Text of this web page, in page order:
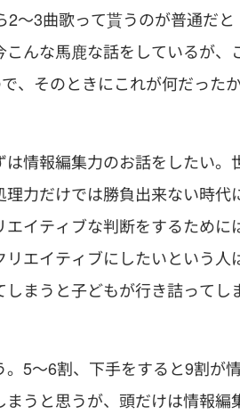
〜3曲歌って貰うのが普通だと
んな馬鹿な話をしているが、
、そのときにこれが何だった
情報編集力のお話をしたい。
力だけでは勝負出来ない時代
イティブな判断をするために
エイティブにしたいという人
まうと子どもが行き詰ってし
5〜6割、下手をすると9割が
うと思うが、頭だけは情報編